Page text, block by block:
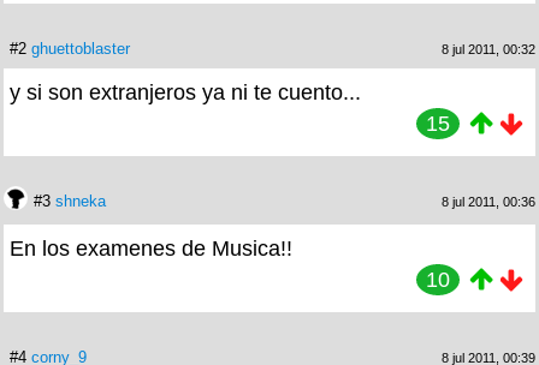
#2 ghuettoblaster 8 jul 2011, 00:32
y si son extranjeros ya ni te cuento...
15
#3 shneka 8 jul 2011, 00:36
En los examenes de Musica!!
10
#4 corny_9 8 jul 2011, 00:39